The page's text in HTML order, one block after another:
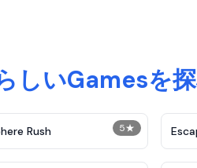
しいGamesを
5★
Rush